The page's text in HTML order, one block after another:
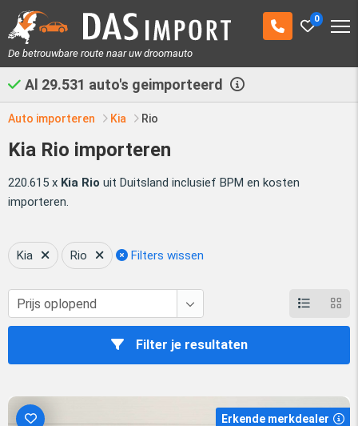
0
De betrouwbare route naar uw droomauto
Al 29.531 auto's geimporteerd
Auto importeren Kia Rio
Kia Rio importeren
220.615 x Kia Rio uit Duitsland inclusief BPM en kosten
importeren.
Kia Rio Filters wissen
Filter je resultaten
Erkende merkdealer